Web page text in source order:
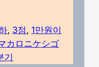
, 3점, 1만원이
カロニケシゴ
기